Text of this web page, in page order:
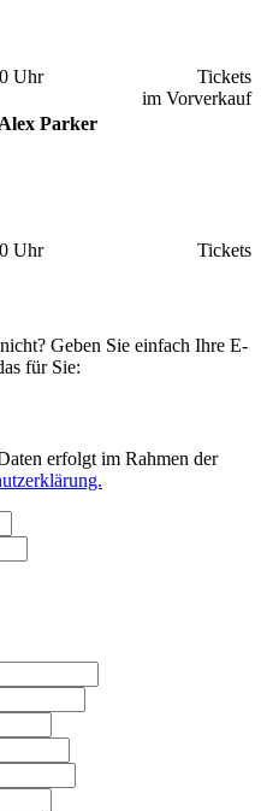
Uhr Tickets
Parker
im Vorverkauf
Uhr Tickets
Geben Sie einfach Ihre E-
für Sie:
erfolgt im Rahmen der